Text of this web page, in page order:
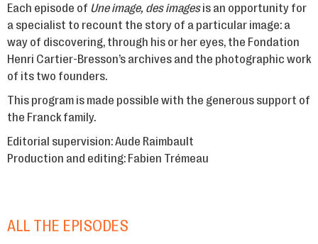
Each episode of Une image, des imagesis an opportunity for
a specialist to recount the story of a particular image: a
way of discovering, through his or her eyes, the Fondation
Henri Cartier-Bresson’s archives and the photographic work
of its two founders.
This program is made possible with the generous support of
the Franck family.
Editorial supervision: Aude Raimbault
Production and editing: Fabien Trémeau
ALL THE EPISODES